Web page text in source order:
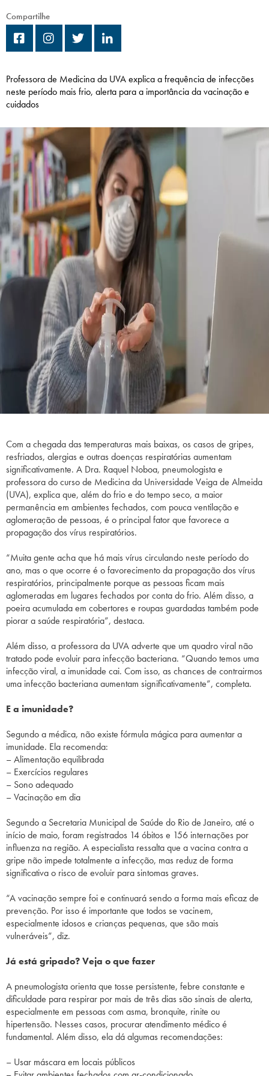
Campi/Unidades
Atendimento (21) 2574 8888
Conclua sua Matrícula
INSCREVA-SE
ÁREA DO ALUNO
Compartilhe
Professora de Medicina da UVA explica a frequência de infecções
neste período mais frio, alerta para a importância da vacinação e
cuidados
Com a chegada das temperaturas mais baixas, os casos de gripes,
resfriados, alergias e outras doenças respiratórias aumentam
significativamente. A Dra. Raquel Noboa, pneumologista e
professora do curso de Medicina da Universidade Veiga de Almeida
(UVA), explica que, além do frio e do tempo seco, a maior
permanência em ambientes fechados, com pouca ventilação e
aglomeração de pessoas, é o principal fator que favorece a
propagação dos vírus respiratórios.
“Muita gente acha que há mais vírus circulando neste período do
ano, mas o que ocorre é o favorecimento da propagação dos vírus
respiratórios, principalmente porque as pessoas ficam mais
aglomeradas em lugares fechados por conta do frio. Além disso, a
poeira acumulada em cobertores e roupas guardadas também pode
piorar a saúde respiratória”, destaca.
Além disso, a professora da UVA adverte que um quadro viral não
tratado pode evoluir para infecção bacteriana. “Quando temos uma
infecção viral, a imunidade cai. Com isso, as chances de contrairmos
uma infecção bacteriana aumentam significativamente”, completa.
E a imunidade?
Segundo a médica, não existe fórmula mágica para aumentar a
imunidade. Ela recomenda:
– Alimentação equilibrada
– Exercícios regulares
– Sono adequado
– Vacinação em dia
Segundo a Secretaria Municipal de Saúde do Rio de Janeiro, até o
início de maio, foram registrados 14 óbitos e 156 internações por
influenza na região. A especialista ressalta que a vacina contra a
gripe não impede totalmente a infecção, mas reduz de forma
significativa o risco de evoluir para sintomas graves.
“A vacinação sempre foi e continuará sendo a forma mais eficaz de
prevenção. Por isso é importante que todos se vacinem,
especialmente idosos e crianças pequenas, que são mais
vulneráveis”, diz.
Já está gripado? Veja o que fazer
A pneumologista orienta que tosse persistente, febre constante e
dificuldade para respirar por mais de três dias são sinais de alerta,
especialmente em pessoas com asma, bronquite, rinite ou
hipertensão. Nesses casos, procurar atendimento médico é
fundamental. Além disso, ela dá algumas recomendações:
– Usar máscara em locais públicos